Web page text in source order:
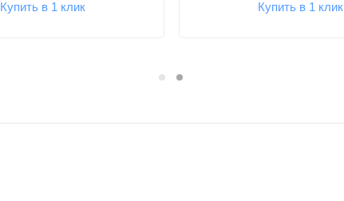
Купить в 1 клик Купить в 1 клик